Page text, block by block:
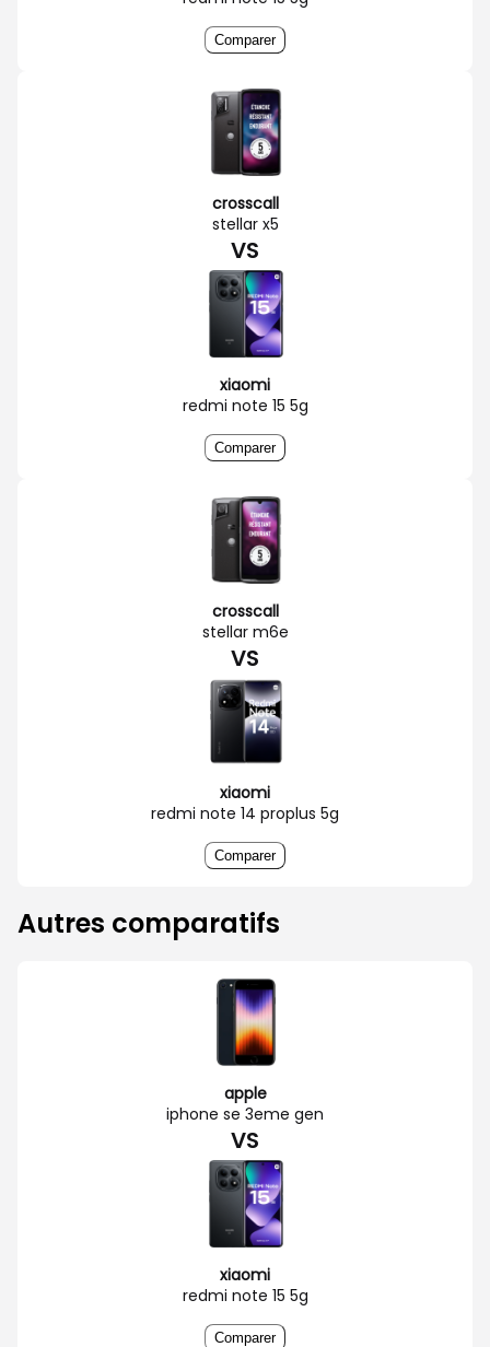
Comparer
crosscall
stellar x5
VS
xiaomi
redmi note 15 5g
Comparer
crosscall
stellar m6e
VS
xiaomi
redmi note 14 proplus 5g
Comparer
Autres comparatifs
apple
iphone se 3eme gen
VS
xiaomi
redmi note 15 5g
Comparer